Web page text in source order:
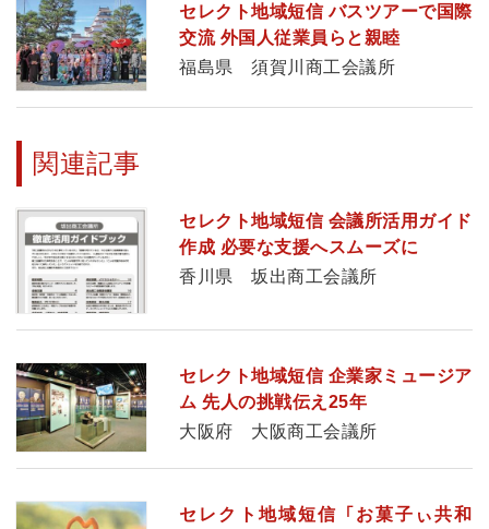
セレクト地域短信 バスツアーで国際
交流 外国人従業員らと親睦
福島県 須賀川商工会議所
関連記事
セレクト地域短信 会議所活用ガイド
作成 必要な支援へスムーズに
香川県 坂出商工会議所
セレクト地域短信 企業家ミュージア
ム 先人の挑戦伝え25年
大阪府 大阪商工会議所
セレクト地域短信 「お菓子ぃ共和